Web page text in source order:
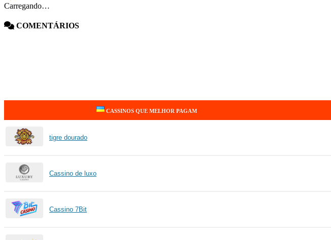
Carregando…
COMENTÁRIOS
CASSINOS QUE MELHOR PAGAM
tigre dourado
Cassino de luxo
Cassino 7Bit